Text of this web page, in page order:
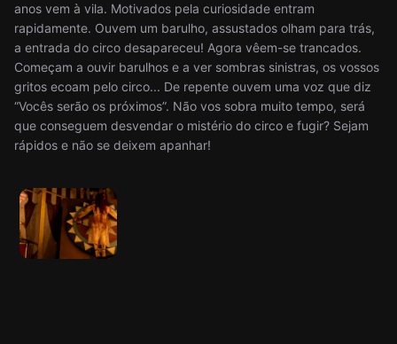
anos vem à vila. Motivados pela curiosidade entram
rapidamente. Ouvem um barulho, assustados olham para trás,
a entrada do circo desapareceu! Agora vêem-se trancados.
Começam a ouvir barulhos e a ver sombras sinistras, os vossos
gritos ecoam pelo circo... De repente ouvem uma voz que diz
“Vocês serão os próximos”. Não vos sobra muito tempo, será
que conseguem desvendar o mistério do circo e fugir? Sejam
rápidos e não se deixem apanhar!